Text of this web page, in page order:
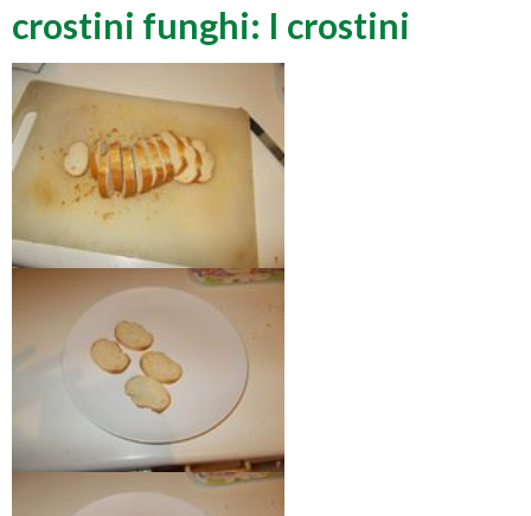
crostini funghi: I crostini